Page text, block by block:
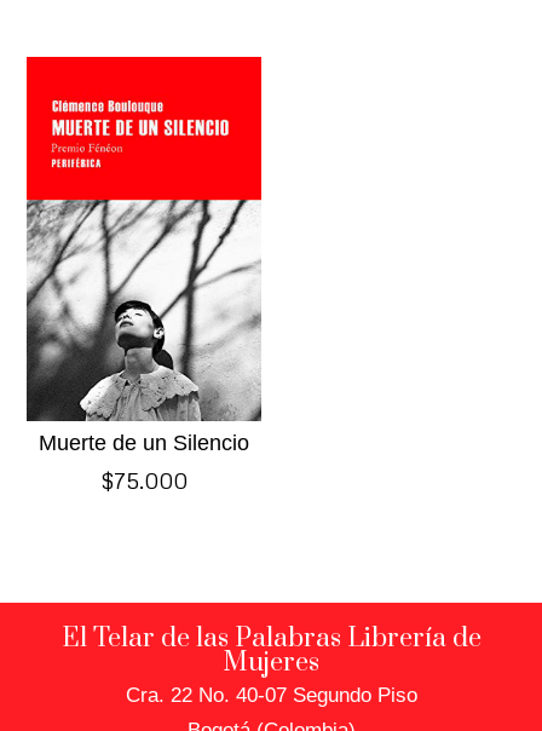
Muerte de un Silencio
$75.000
El Telar de las Palabras Librería de
Mujeres
Cra. 22 No. 40-07 Segundo Piso